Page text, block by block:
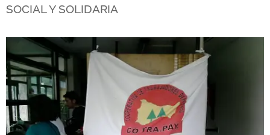
SOCIAL Y SOLIDARIA